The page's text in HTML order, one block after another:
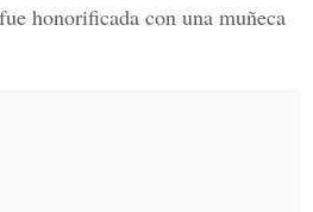
honorificada con una muñeca